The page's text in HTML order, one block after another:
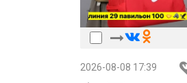
2026-08-08 17:39